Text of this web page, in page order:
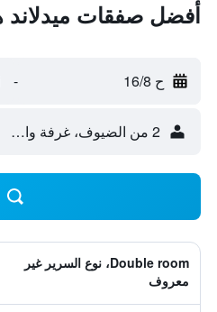
أفضل صفقات ميدلاند
ح 16/8 -
2 من الضيوف، غرفة واحدة
Double room، نوع السرير غير
معروف